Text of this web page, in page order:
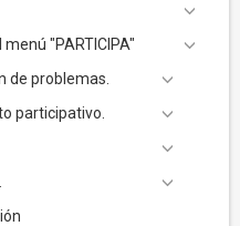
"PARTICIPA"
de problemas.
participativo.